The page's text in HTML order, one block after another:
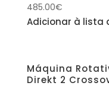
485.00€
Adicionar à lista
Máquina
Direkt 2